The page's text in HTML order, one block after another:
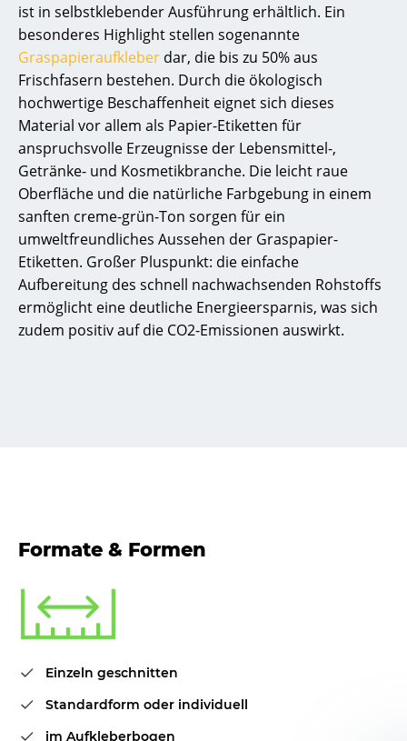
ist in selbstklebender Ausführung erhältlich. Ein
besonderes Highlight stellen sogenannte
Graspapieraufkleber dar, die bis zu 50% aus
Frischfasern bestehen. Durch die ökologisch
hochwertige Beschaffenheit eignet sich dieses
Material vor allem als Papier-Etiketten für
anspruchsvolle Erzeugnisse der Lebensmittel-,
Getränke- und Kosmetikbranche. Die leicht raue
Oberfläche und die natürliche Farbgebung in einem
sanften creme-grün-Ton sorgen für ein
umweltfreundliches Aussehen der Graspapier-
Etiketten. Großer Pluspunkt: die einfache
Aufbereitung des schnell nachwachsenden Rohstoffs
ermöglicht eine deutliche Energieersparnis, was sich
zudem positiv auf die CO2-Emissionen auswirkt.
Formate & Formen
Einzeln geschnitten
Standardform oder individuell
im Aufkleberbogen